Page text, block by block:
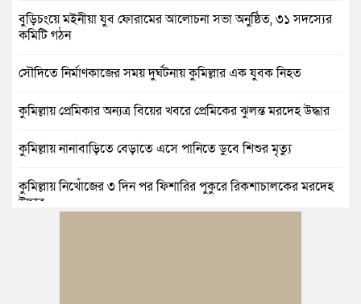
বুড়িচংয়ে মইনীয়া যুব ফোরামের আলোচনা সভা অনুষ্ঠিত, ৩১ সদস্যের
কমিটি গঠন
সৌদিতে নির্মাণকাজের সময় দুর্ঘটনায় কুমিল্লার এক যুবক নিহত
কুমিল্লায় প্রেমিকার অন্যত্র বিয়ের খবরে প্রেমিকের ঝুলন্ত মরদেহ উদ্ধার
কুমিল্লায় নানাবাড়িতে বেড়াতে এসে পানিতে ডুবে শিশুর মৃত্যু
কুমিল্লায় নিখোঁজের ৩ দিন পর ফিশারির পুকুরে রিকশাচালকের মরদেহ
উদ্ধার